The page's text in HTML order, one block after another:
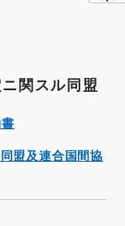
関スル同盟
盟及連合国間協